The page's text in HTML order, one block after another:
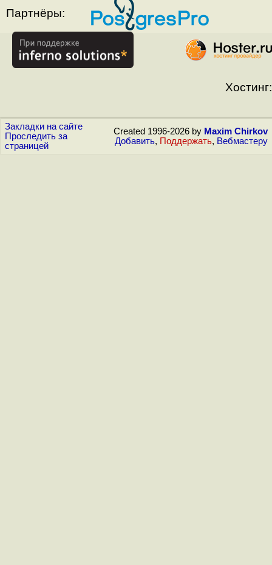
Партнёры:
Хостинг:
Закладки на сайте
Проследить за
страницей
Created 1996-2026 by Maxim Chirkov
Добавить, Поддержать, Вебмастеру